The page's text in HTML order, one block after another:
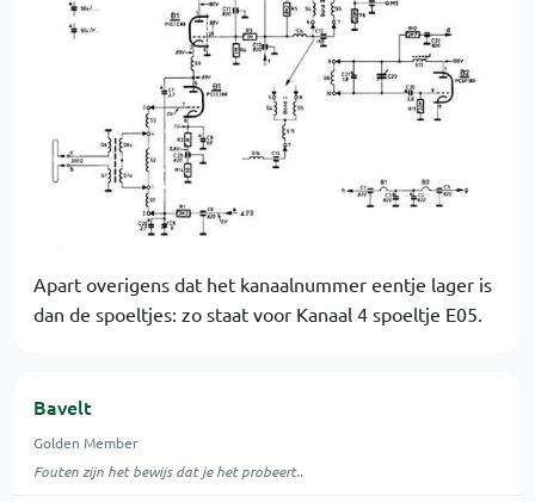
Apart overigens dat het kanaalnummer eentje lager is
dan de spoeltjes: zo staat voor Kanaal 4 spoeltje E05.
Bavelt
Golden Member
Fouten zijn het bewijs dat je het probeert..